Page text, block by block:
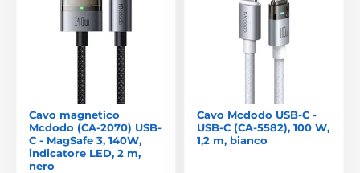
Cavo magnetico
Mcdodo (CA-2070) USB-
C - MagSafe 3, 140W,
indicatore LED, 2 m,
nero
Cavo Mcdodo USB-C -
USB-C (CA-5582), 100 W,
1,2 m, bianco